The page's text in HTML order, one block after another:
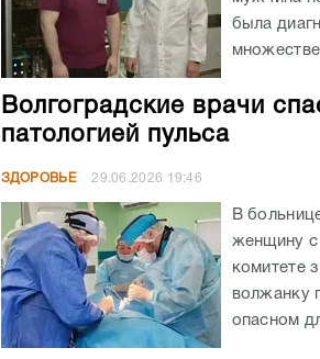
была
Волгоградские врачи
патологией пульса
ЗДОРОВЬЕ 29.06.2026 19:46
В
женщину с
комитете
волжанку
опасном